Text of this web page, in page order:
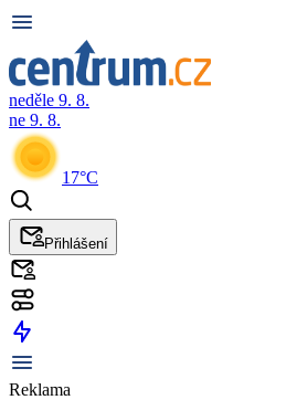
neděle 9. 8.
ne 9. 8.
17°C
Přihlášení
Reklama